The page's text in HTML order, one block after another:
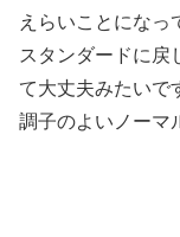
えらいことになっ
スタンダードに戻
て大丈夫みたいで
調子のよいノーマ